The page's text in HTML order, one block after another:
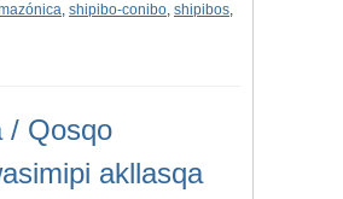
, shipibo-conibo, shipibos,
/ Qosqo
akllasqa